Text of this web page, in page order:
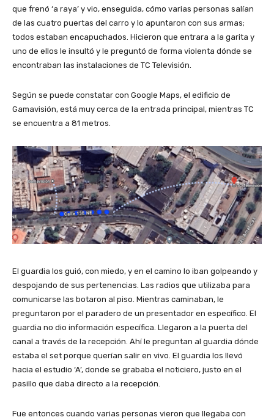
que frenó ‘a raya’ y vio, enseguida, cómo varias personas salían
de las cuatro puertas del carro y lo apuntaron con sus armas;
todos estaban encapuchados. Hicieron que entrara a la garita y
uno de ellos le insultó y le preguntó de forma violenta dónde se
encontraban las instalaciones de TC Televisión.
Según se puede constatar con Google Maps, el edificio de
Gamavisión, está muy cerca de la entrada principal, mientras TC
se encuentra a 81 metros.
El guardia los guió, con miedo, y en el camino lo iban golpeando y
despojando de sus pertenencias. Las radios que utilizaba para
comunicarse las botaron al piso. Mientras caminaban, le
preguntaron por el paradero de un presentador en específico. El
guardia no dio información específica. Llegaron a la puerta del
canal a través de la recepción. Ahí le preguntan al guardia dónde
estaba el set porque querían salir en vivo. El guardia los llevó
hacia el estudio ‘A’, donde se grababa el noticiero, justo en el
pasillo que daba directo a la recepción.
Fue entonces cuando varias personas vieron que llegaba con